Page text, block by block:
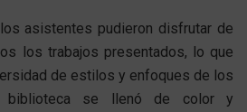
asistentes pudieron disfrutar de
los trabajos presentados, lo que
de estilos y enfoques de los
biblioteca se llenó de color y